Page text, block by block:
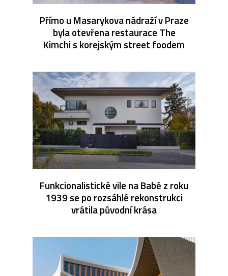
Přímo u Masarykova nádraží v Praze
byla otevřena restaurace The
Kimchi s korejským street foodem
Funkcionalistické vile na Babě z roku
1939 se po rozsáhlé rekonstrukci
vrátila původní krása